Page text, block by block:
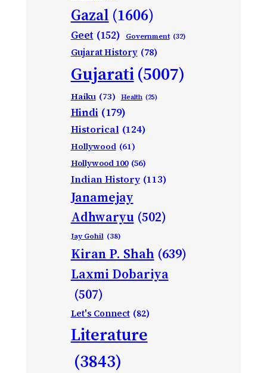
Gazal (1606)
Geet (152) Government (32)
Gujarat History (78)
Gujarati(5007)
Haiku (73) Health (25)
Hindi (179)
Historical (124)
Hollywood (61)
Hollywood 100 (56)
Indian History (113)
Janamejay
Adhwaryu (502)
Jay Gohil (38)
Kiran P. Shah (639)
Laxmi Dobariya
(507)
Let's Connect (82)
Literature
(3843)